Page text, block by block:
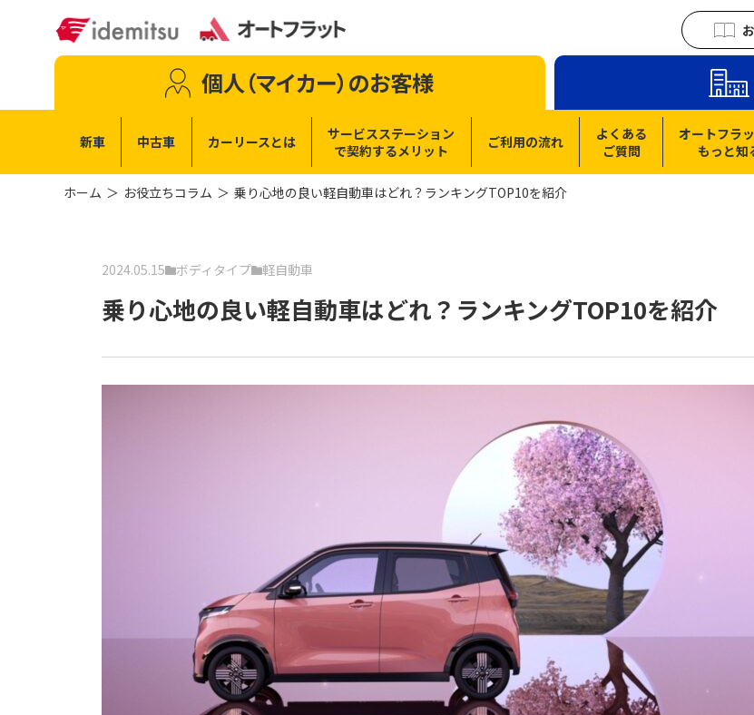
個人（マイカー） のお客様
新車 中古車 カーリースとは
サービスステーション
で契約するメリット ご利用の流れ
よくある
ご質問
オートフラ
もっと知
ホーム お役立ちコラム 乗り心地の良い軽自動車はどれ？ランキングTOP10を紹介
2024.05.15 ボディタイプ 軽自動車
乗り心地の良い軽自動車はどれ？ランキングTOP10を紹介